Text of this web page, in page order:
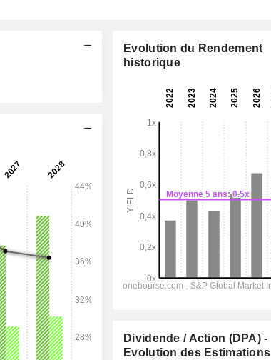
Evolution du Rendement
historique
Dividende / Action (DPA) -
Evolution des Estimations